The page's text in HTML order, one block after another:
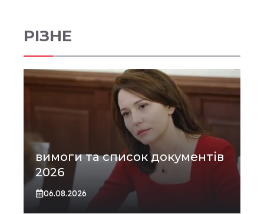
РІЗНЕ
вимоги та список документів
2026
06.08.2026